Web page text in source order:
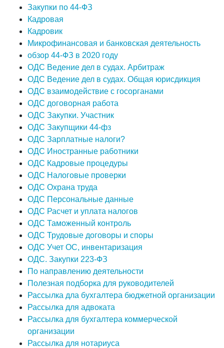
Закупки по 44-ФЗ
Кадровая
Кадровик
Микрофинансовая и банковская деятельность
обзор 44-ФЗ в 2020 году
ОДС Ведение дел в судах. Арбитраж
ОДС Ведение дел в судах. Общая юрисдикция
ОДС взаимодействие с госорганами
ОДС договорная работа
ОДС Закупки. Участник
ОДС Закупщики 44-фз
ОДС Зарплатные налоги?
ОДС Иностранные работники
ОДС Кадровые процедуры
ОДС Налоговые проверки
ОДС Охрана труда
ОДС Персональные данные
ОДС Расчет и уплата налогов
ОДС Таможенный контроль
ОДС Трудовые договоры и споры
ОДС Учет ОС, инвентаризация
ОДС. Закупки 223-ФЗ
По направлению деятельности
Полезная подборка для руководителей
Рассылка дла бухгалтера бюджетной организации
Рассылка для адвоката
Рассылка для бухгалтера коммерческой
организации
Рассылка для нотариуса